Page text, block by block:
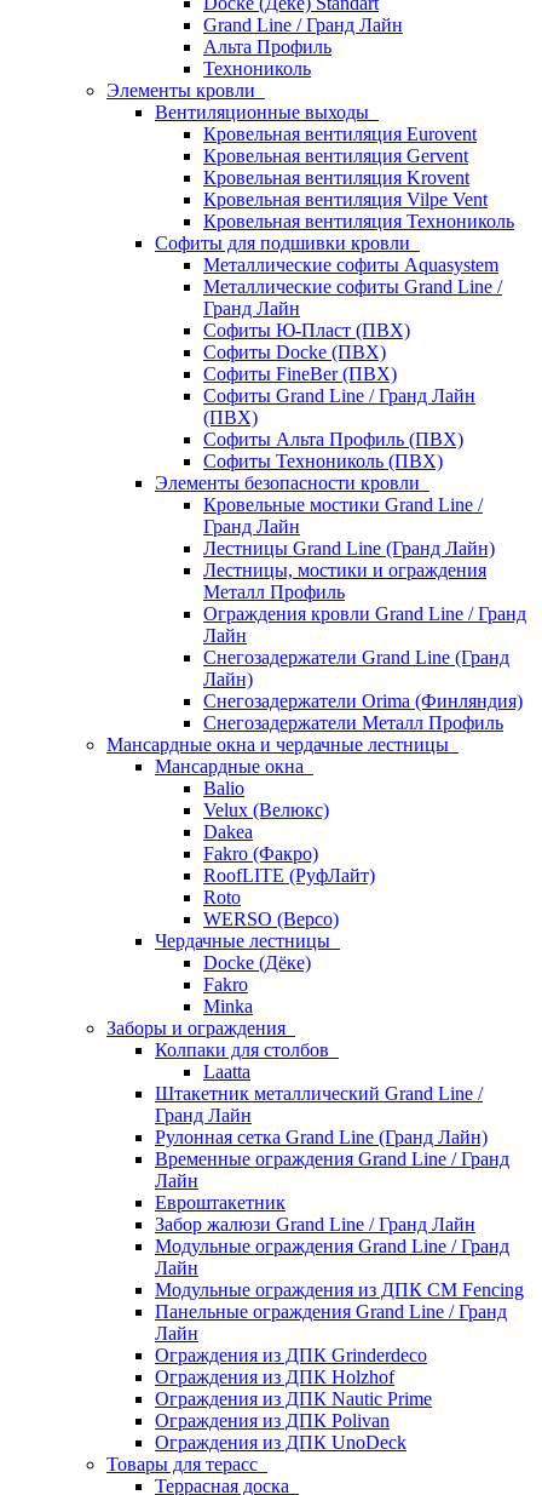
Grand Line / Гранд Лайн
Альта Профиль
Технониколь
Элементы кровли
Вентиляционные выходы
Кровельная вентиляция Eurovent
Кровельная вентиляция Gervent
Кровельная вентиляция Krovent
Кровельная вентиляция Vilpe Vent
Кровельная вентиляция Технониколь
Cофиты для подшивки кровли
Металлические софиты Aquasystem
Металлические софиты Grand Line /
Гранд Лайн
Софиты Ю-Пласт (ПВХ)
Софиты Docke (ПВХ)
Софиты FineBer (ПВХ)
Софиты Grand Line / Гранд Лайн
(ПВХ)
Софиты Альта Профиль (ПВХ)
Софиты Технониколь (ПВХ)
Элементы безопасности кровли
Кровельные мостики Grand Line /
Гранд Лайн
Лестницы Grand Line (Гранд Лайн)
Лестницы, мостики и ограждения
Металл Профиль
Ограждения кровли Grand Line / Гранд
Лайн
Снегозадержатели Grand Line (Гранд
Лайн)
Снегозадержатели Orima (Финляндия)
Снегозадержатели Металл Профиль
Мансардные окна и чердачные лестницы
Мансардные окна
Balio
Velux (Велюкс)
Dakea
Fakro (Факро)
RoofLITE (РуфЛайт)
Roto
WERSO (Версо)
Чердачные лестницы
Docke (Дёке)
Fakro
Minka
Заборы и ограждения
Колпаки для столбов
Laatta
Штакетник металлический Grand Line /
Гранд Лайн
Рулонная сетка Grand Line (Гранд Лайн)
Временные ограждения Grand Line / Гранд
Лайн
Евроштакетник
Забор жалюзи Grand Line / Гранд Лайн
Модульные ограждения Grand Line / Гранд
Лайн
Модульные ограждения из ДПК CM Fencing
Панельные ограждения Grand Line / Гранд
Лайн
Ограждения из ДПК Grinderdeco
Ограждения из ДПК Holzhof
Ограждения из ДПК Nautic Prime
Ограждения из ДПК Polivan
Ограждения из ДПК UnoDeck
Товары для терасс
Террасная доска